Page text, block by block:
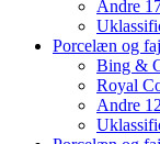
Andre
Porcelæn og
Bing &
Royal
Andre